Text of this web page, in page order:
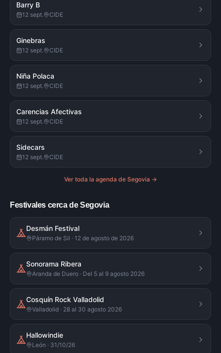
Barry B
12 sept. CIDE
Ginebras
12 sept. CIDE
Niña Polaca
12 sept. CIDE
Carencias Afectivas
12 sept. CIDE
Sidecars
12 sept. CIDE
Ver toda la agenda de Segovia →
Festivales cerca de Segovia
Desmán Festival
Páramo de Sil · 12 de agosto de 2026
Sonorama Ribera
Aranda de Duero · Del 5 al 9 agosto 2026
Cosquín Rock Valladolid
Valladolid · 28 al 30 agosto 2026
Hallowindie
León · 31/10/26